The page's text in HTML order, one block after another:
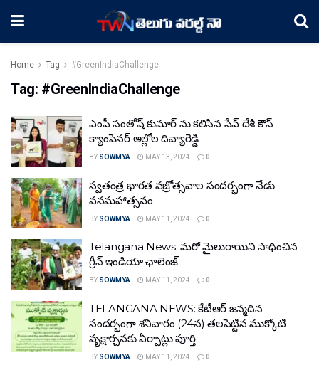
Home Tag #GreenIndiaChallenge
Tag: #GreenIndiaChallenge
ఎంపీ సంతోష్ కుమార్ ను క‌లిసిన సేవ్ దేశీ కౌస్
క్యాంపెనర్ అల్లోల దివ్యారెడ్డి
BY SOWMYA MAY 13, 2024 0
స్వతంత్ర భారత వజ్రోత్సవాల సందర్భంగా నేడు
వనమహాత్సవం
BY SOWMYA MAY 11, 2024 0
Telangana News: మరో మైలురాయిని సాధించిన
గ్రీన్ ఇండియా ఛాలెంజ్
BY SOWMYA MAY 11, 2024 0
TELANGANA NEWS: కేటీఆర్ జన్మదిన
సందర్భంగా శనివారం (24న) తలపెట్టిన ముక్కోటి
వృక్షార్చనకు ఏర్పాట్లు పూర్తి
BY SOWMYA MAY 11, 2024 0